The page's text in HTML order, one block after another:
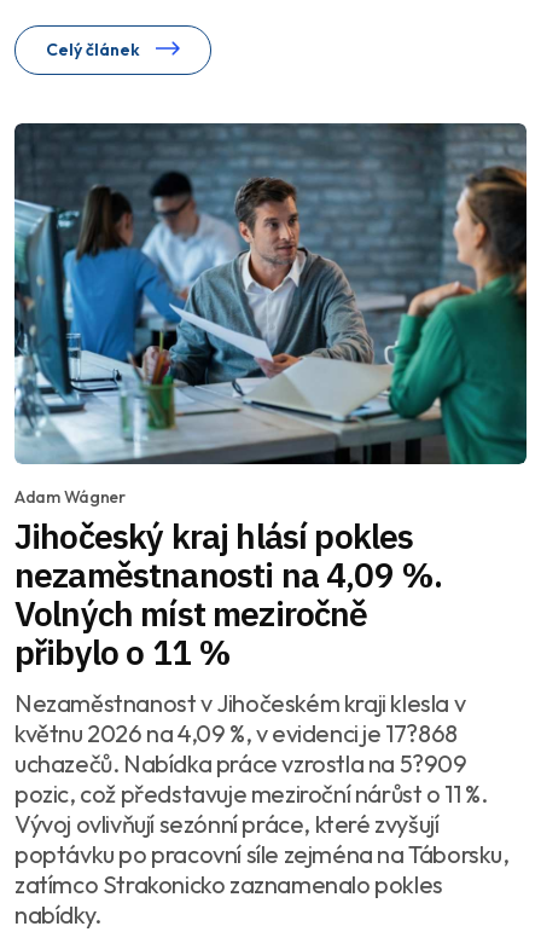
Celý článek
Adam Wágner
Jihočeský kraj hlásí pokles
nezaměstnanosti na 4,09 %.
Volných míst meziročně
přibylo o 11 %
Nezaměstnanost v Jihočeském kraji klesla v
květnu 2026 na 4,09 %, v evidenci je 17?868
uchazečů. Nabídka práce vzrostla na 5?909
pozic, což představuje meziroční nárůst o 11 %.
Vývoj ovlivňují sezónní práce, které zvyšují
poptávku po pracovní síle zejména na Táborsku,
zatímco Strakonicko zaznamenalo pokles
nabídky.